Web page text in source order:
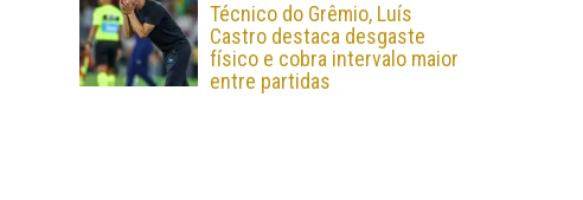
Técnico do Grêmio, Luís
Castro destaca desgaste
físico e cobra intervalo maior
entre partidas